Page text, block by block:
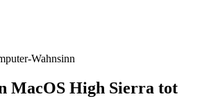
Wahnsinn
MacOS High Sierra tot